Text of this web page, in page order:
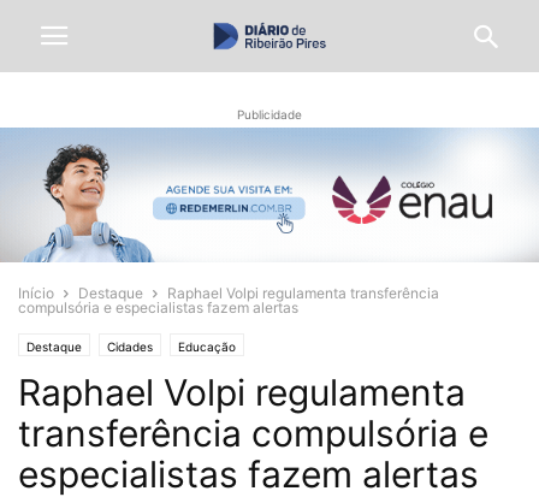
Publicidade
Início Destaque
Raphael Volpi regulamenta transferência
compulsória e especialistas fazem alertas
Destaque Cidades Educação
Raphael Volpi regulamenta
transferência compulsória e
especialistas fazem alertas